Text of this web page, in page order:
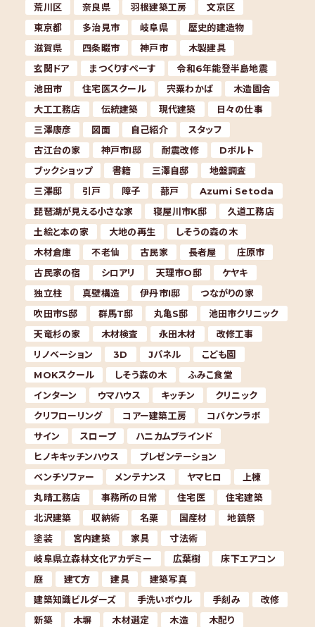
荒川区
奈良県 羽根建築工房
文京区
東京都
多治見市 岐阜県
歴史的建造物
滋賀県
四条畷市 神戸市
木製建具
玄関ドア
まつくりすぺーす
令和6年能登半島地震
池田市
住宅医スクール 宍粟わかば
木造園舎
大工工務店
伝統建築 現代建築
日々の仕事
三澤康彦
図面 自己紹介
スタッフ
古江台の家
神戸市I邸 耐震改修
Dボルト
ブックショップ
書籍 三澤自邸
地盤調査
三澤邸
引戸 障子 蔀戸
Azumi Setoda
琵琶湖が見える小さな家
寝屋川市K邸
久道工務店
土絵と本の家
大地の再生
しそうの森の木
木材倉庫
不老仙 古民家 長者屋
庄原市
古民家の宿
シロアリ 天理市O邸
ケヤキ
独立柱
真壁構造 伊丹市I邸
つながりの家
吹田市S邸
群馬T邸 丸亀S邸
池田市クリニック
天竜杉の家
木材検査 永田木材
改修工事
リノベーション
3D Jパネル
こども園
MOKスクール
しそう森の木
ふみこ食堂
インターン
ウマハウス キッチン
クリニック
クリフローリング
コアー建築工房
コバケンラボ
サイン
スロープ
ハニカムブラインド
ヒノキキッチンハウス
プレゼンテーション
ベンチソファー
メンテナンス ヤマヒロ
上棟
丸晴工務店
事務所の日常 住宅医
住宅建築
北沢建築
収納術 名栗 国産材
地鎮祭
塗装
宮内建築 家具
寸法術
岐阜県立森林文化アカデミー
広葉樹
床下エアコン
庭
建て方 建具
建築写真
建築知識ビルダーズ
手洗いボウル 手刻み
改修
新築
木塀 木材選定 木造
木配り